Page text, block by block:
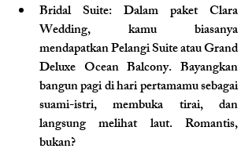
Bridal Suite: Dalam paket Clara
Wedding, kamu biasanya
mendapatkan Pelangi Suite atau Grand
Deluxe Ocean Balcony. Bayangkan
bangun pagi di hari pertamamu sebagai
suami-istri, membuka tirai, dan
langsung melihat laut. Romantis,
bukan?